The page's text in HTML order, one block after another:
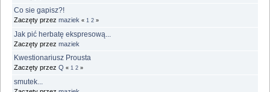
Co sie gapisz?!
Zaczęty przez maziek « 1 2 »
Jak pić herbatę ekspresową...
Zaczęty przez maziek
Kwestionariusz Prousta
Zaczęty przez Q « 1 2 »
smutek...